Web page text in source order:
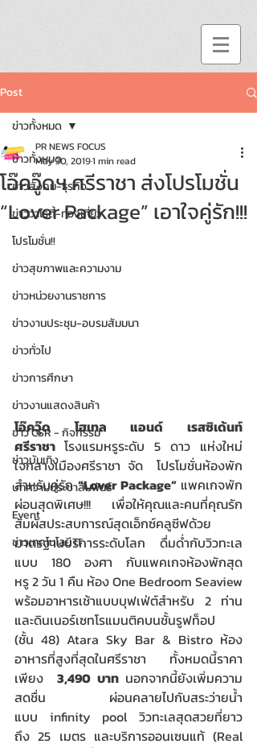
Post
ข่าวทั้งหมด
ข่าวสังคม-ธุรกิจ
ข่าววาไรตี้-ท่องเที่ยว
โปรโมชั่น!!
ข่าวสุขภาพและความงาม
ข่าวหน่วยงานราชการ
ข่าวงานประชุม-อบรมสัมมนา
ข่าวทั่วไป
ข่าวการศึกษา
ข่าวงานแสดงสินค้า
ข่าว CSR - กิจกรรม
ข่าวบันเทิง
บทความประชาสัมพันธ์
Event
ข่าวเทคโนโลยี IT
ข่าวทั้งหมด
โอ๊ควู๊ดฯ ศรีราชา ส่งโปรโมชั่น
“Lover Package” เอาใจคู่รัก!!!
PR NEWS FOCUS
May 30, 20191 min read
โอ๊ควู๊ด โฮเทล แอนด์ เรสซิเด้นท์
ศรีราชา โรงแรมหรูระดับ 5 ดาว แห่งใหม่
ใจกลางเมืองศรีราชา จัด  โปรโมชั่นห้องพัก
สำหรับคู่รัก “Lover Package” แพคเกจพัก
ผ่อนสุดพิเศษ!!! เพื่อให้คุณและคนที่คุณรัก
สัมผัสประสบการณ์สุดเอ็กซ์คลูซีฟด้วย
มาตรฐานบริการระดับโลก ดื่มด่ำกับวิวทะเล
แบบ 180 องศา กับแพคเกจห้องพักสุด
หรู 2 วัน 1 คืน ห้อง One Bedroom Seaview
พร้อมอาหารเช้าแบบบุฟเฟ่ต์สำหรับ 2 ท่าน
และดินเนอร์เซทโรแมนติคบนชั้นรูฟท็อป
(ชั้น 48) Atara Sky Bar & Bistro ห้อง
อาหารที่สูงที่สุดในศรีราชา ทั้งหมดนี้ราคา
เพียง 3,490 บาท นอกจากนี้ยังเพิ่มความ
สดชื่น ผ่อนคลายไปกับสระว่ายน้ำ
แบบ infinity pool วิวทะเลสุดสวยที่ยาว
ถึง 25 เมตร และบริการออนเซนแท้ (Real